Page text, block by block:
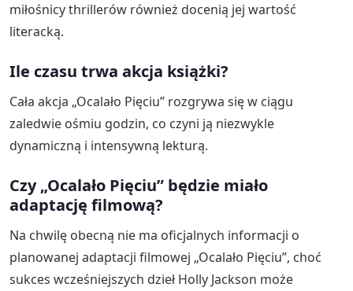
miłośnicy thrillerów również docenią jej wartość
literacką.
Ile czasu trwa akcja książki?
Cała akcja „Ocalało Pięciu” rozgrywa się w ciągu
zaledwie ośmiu godzin, co czyni ją niezwykle
dynamiczną i intensywną lekturą.
Czy „Ocalało Pięciu” będzie miało
adaptację filmową?
Na chwilę obecną nie ma oficjalnych informacji o
planowanej adaptacji filmowej „Ocalało Pięciu”, choć
sukces wcześniejszych dzieł Holly Jackson może